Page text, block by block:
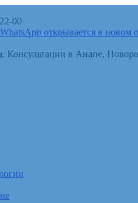
00
открывается в новом
Консультации в Анапе,